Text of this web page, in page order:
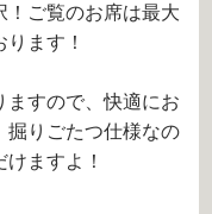
！ご覧のお席は最大
ます！
ますので、快適にお
掘りごたつ仕様なの
ますよ！